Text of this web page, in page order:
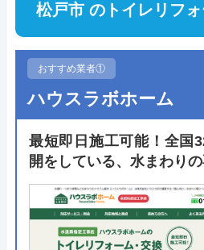
松戸市 のトイレリフ
おすすめ業者①
ハウスラボホーム
最短即日施工可能！全国
開をしている、水まわり